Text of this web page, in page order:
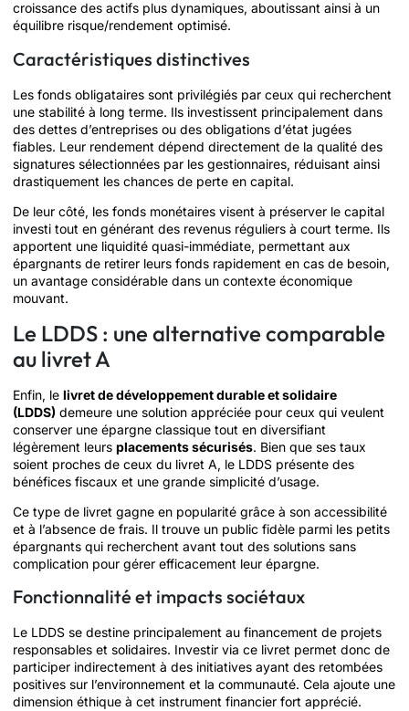
croissance des actifs plus dynamiques, aboutissant ainsi à un
équilibre risque/rendement optimisé.
Caractéristiques distinctives
Les fonds obligataires sont privilégiés par ceux qui recherchent
une stabilité à long terme. Ils investissent principalement dans
des dettes d’entreprises ou des obligations d’état jugées
fiables. Leur rendement dépend directement de la qualité des
signatures sélectionnées par les gestionnaires, réduisant ainsi
drastiquement les chances de perte en capital.
De leur côté, les fonds monétaires visent à préserver le capital
investi tout en générant des revenus réguliers à court terme. Ils
apportent une liquidité quasi-immédiate, permettant aux
épargnants de retirer leurs fonds rapidement en cas de besoin,
un avantage considérable dans un contexte économique
mouvant.
Le LDDS : une alternative comparable
au livret A
Enfin, le livret de développement durable et solidaire
(LDDS) demeure une solution appréciée pour ceux qui veulent
conserver une épargne classique tout en diversifiant
légèrement leurs placements sécurisés. Bien que ses taux
soient proches de ceux du livret A, le LDDS présente des
bénéfices fiscaux et une grande simplicité d’usage.
Ce type de livret gagne en popularité grâce à son accessibilité
et à l’absence de frais. Il trouve un public fidèle parmi les petits
épargnants qui recherchent avant tout des solutions sans
complication pour gérer efficacement leur épargne.
Fonctionnalité et impacts sociétaux
Le LDDS se destine principalement au financement de projets
responsables et solidaires. Investir via ce livret permet donc de
participer indirectement à des initiatives ayant des retombées
positives sur l’environnement et la communauté. Cela ajoute une
dimension éthique à cet instrument financier fort apprécié.